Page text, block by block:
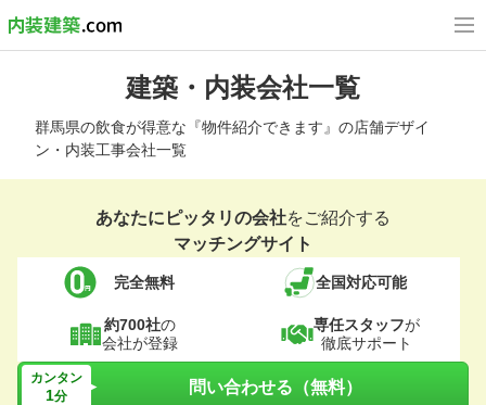
建築・内装会社一覧
群馬県の飲食が得意な『物件紹介できます』の店舗デザイ
ン・内装工事会社一覧
あなたにピッタリの会社をご紹介する
マッチングサイト
完全無料 全国対応可能
約700社の
会社が登録
専任スタッフが
徹底サポート
カンタン
1分 問い合わせる（無料）